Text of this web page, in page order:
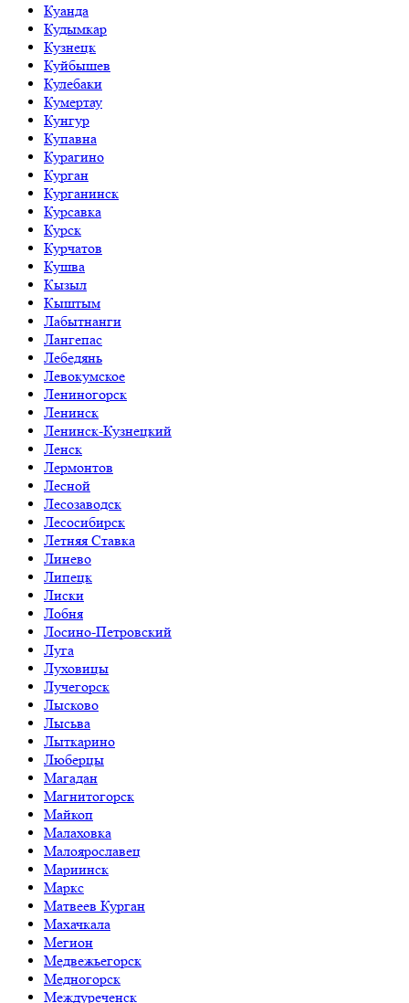
Куанда
Кудымкар
Кузнецк
Куйбышев
Кулебаки
Кумертау
Кунгур
Купавна
Курагино
Курган
Курганинск
Курсавка
Курск
Курчатов
Кушва
Кызыл
Кыштым
Лабытнанги
Лангепас
Лебедянь
Левокумское
Лениногорск
Ленинск
Ленинск-Кузнецкий
Ленск
Лермонтов
Лесной
Лесозаводск
Лесосибирск
Летняя Ставка
Линево
Липецк
Лиски
Лобня
Лосино-Петровский
Луга
Луховицы
Лучегорск
Лысково
Лысьва
Лыткарино
Люберцы
Магадан
Магнитогорск
Майкоп
Малаховка
Малоярославец
Мариинск
Маркс
Матвеев Курган
Махачкала
Мегион
Медвежьегорск
Медногорск
Междуреченск